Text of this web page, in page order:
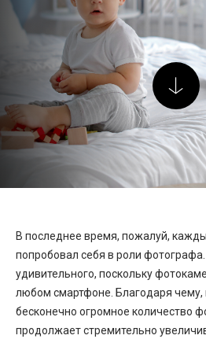
В последнее время, пожалуй,
попробовал себя в роли
удивительного, поскольку
любом смартфоне. Благодаря чему,
бесконечно огромное количество
продолжает стремительно